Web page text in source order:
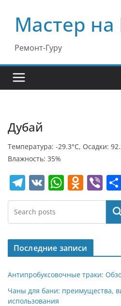
содержимому
Мастер на
Ремонт-Гуру
Дубай
Температура: -29.3°C, Осадки:
Влажность: 35%
T
el
e
gr
a
m
V
K
W
h
s
A
p
p
O
d
o
kl
a
ss
ni
Vi
b
er
Последние записи
Антипробуксовочные траки:
Чаны для бани: преимущества,
использования